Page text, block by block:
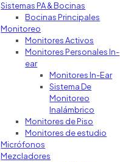
Sistemas PA & Bocinas
Bocinas Principales
Monitoreo
Monitores Activos
Monitores Personales In-
ear
Monitores In-Ear
Sistema De
Monitoreo
Inalámbrico
Monitores de Piso
Monitores de estudio
Micrófonos
Mezcladores